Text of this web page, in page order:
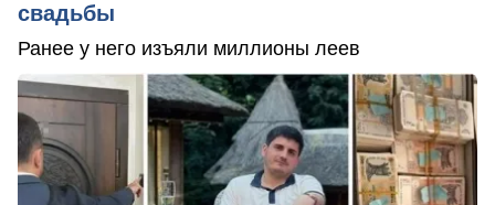
свадьбы
Ранее у него изъяли миллионы леев